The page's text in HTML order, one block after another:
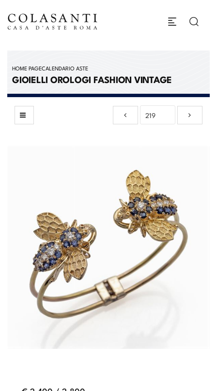
HOME PAGECALENDARIO ASTE
GIOIELLI OROLOGI FASHION VINTAGE